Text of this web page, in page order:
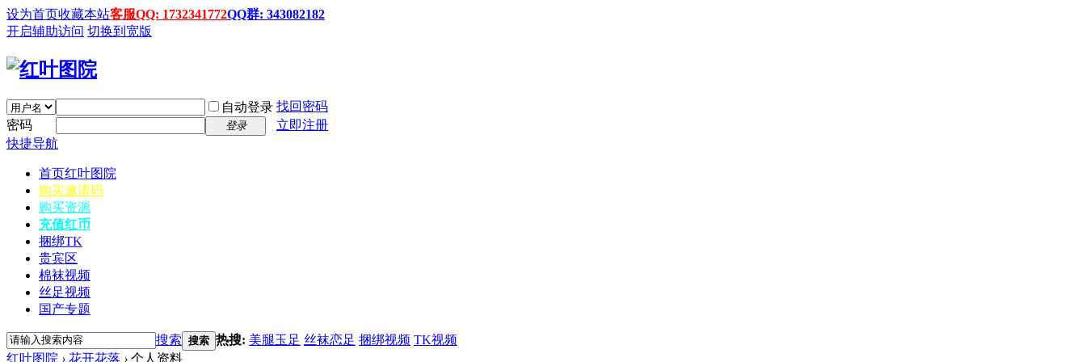
设为首页收藏本站客服QQ: 1732341772QQ群: 343082182
开启辅助访问 切换到宽版
自动登录 找回密码
密码
登录
立即注册
快捷导航
首页红叶图院
购买邀请码
购买资源
充值红币
捆绑TK
贵宾区
棉袜视频
丝足视频
国产专题
搜索 搜索 热搜: 美腿玉足 丝袜恋足 捆绑视频 TK视频
红叶图院 › 花开花落 › 个人资料